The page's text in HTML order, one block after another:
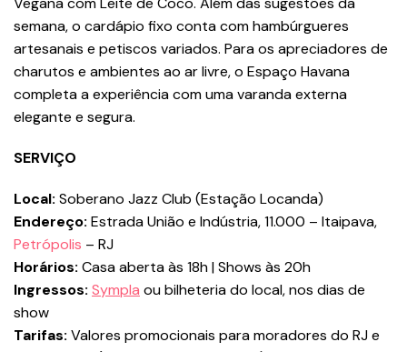
semana, o cardápio fixo conta com hambúrgueres
artesanais e petiscos variados. Para os apreciadores de
charutos e ambientes ao ar livre, o Espaço Havana
completa a experiência com uma varanda externa
elegante e segura.
SERVIÇO
Local: Soberano Jazz Club (Estação Locanda)
Endereço: Estrada União e Indústria, 11.000 – Itaipava,
Petrópolis – RJ
Horários: Casa aberta às 18h | Shows às 20h
Ingressos: Sympla ou bilheteria do local, nos dias de
show
Tarifas: Valores promocionais para moradores do RJ e